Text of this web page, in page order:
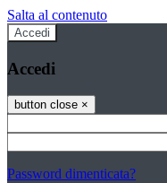
Salta al contenuto
Accedi
Accedi
button close ×
Password dimenticata?